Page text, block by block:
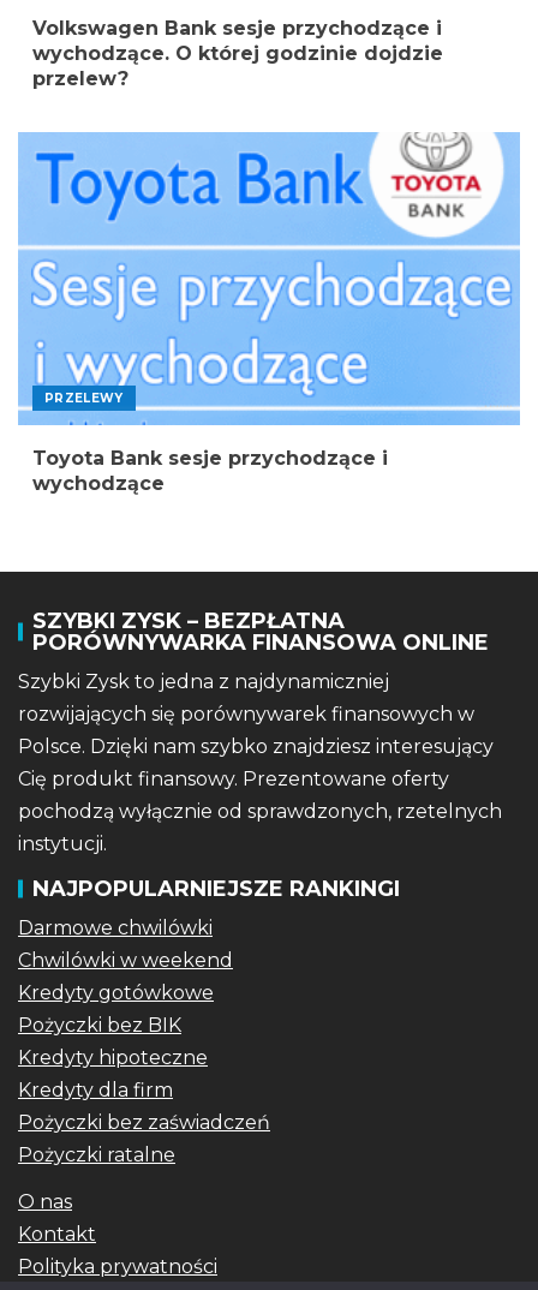
Volkswagen Bank sesje przychodzące i
wychodzące. O której godzinie dojdzie
przelew?
PRZELEWY
Toyota Bank sesje przychodzące i
wychodzące
SZYBKI ZYSK – BEZPŁATNA
PORÓWNYWARKA FINANSOWA ONLINE
Szybki Zysk to jedna z najdynamiczniej
rozwijających się porównywarek finansowych w
Polsce. Dzięki nam szybko znajdziesz interesujący
Cię produkt finansowy. Prezentowane oferty
pochodzą wyłącznie od sprawdzonych, rzetelnych
instytucji.
NAJPOPULARNIEJSZE RANKINGI
Darmowe chwilówki
Chwilówki w weekend
Kredyty gotówkowe
Pożyczki bez BIK
Kredyty hipoteczne
Kredyty dla firm
Pożyczki bez zaświadczeń
Pożyczki ratalne
O nas
Kontakt
Polityka prywatności